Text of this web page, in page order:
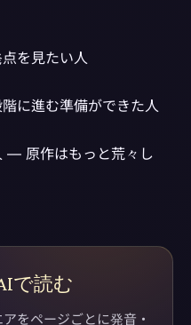
を見たい人
に進む準備ができた人
— 原作はもっと荒々し
で読む
をページごとに発音・